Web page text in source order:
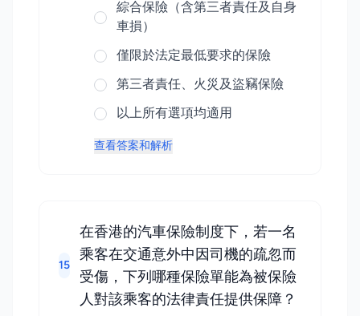
綜合保險（含第三者責任及自身
車損）
僅限於法定最低要求的保險
第三者責任、火災及盜竊保險
以上所有選項均適用
查看答案和解析
15
在香港的汽車保險制度下，若一名
乘客在交通意外中因司機的疏忽而
受傷，下列哪種保險單能為被保險
人對該乘客的法律責任提供保障？